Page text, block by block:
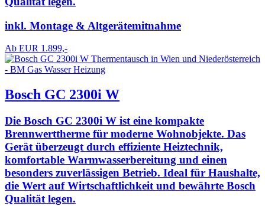
inkl. Montage & Altgerätemitnahme
Ab EUR 1.899,-
Bosch GC 2300i W
Die Bosch GC 2300i W ist eine kompakte
Brennwerttherme für moderne Wohnobjekte. Das
Gerät überzeugt durch effiziente Heiztechnik,
komfortable Warmwasserbereitung und einen
besonders zuverlässigen Betrieb. Ideal für Haushalte,
die Wert auf Wirtschaftlichkeit und bewährte Bosch
Qualität legen.